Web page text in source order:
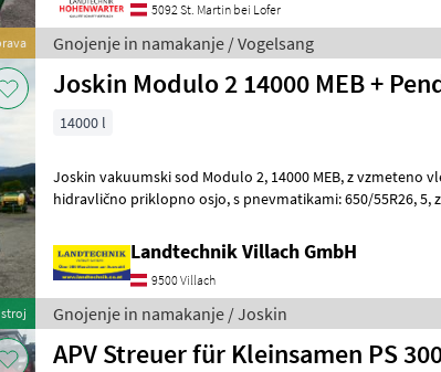
5092 St. Martin bei Lofer
Gnojenje in namakanje / Vogelsang
Joskin Modulo 2 14000 MEB +
14000 l
Joskin vakuumski sod Modulo 2, 14000 MEB, z vzmeteno vlečno ročico, tandemsko osjo, s
Landtechnik Villach GmbH
9500 Villach
Gnojenje in namakanje / Joskin
APV Streuer für Kleinsamen PS